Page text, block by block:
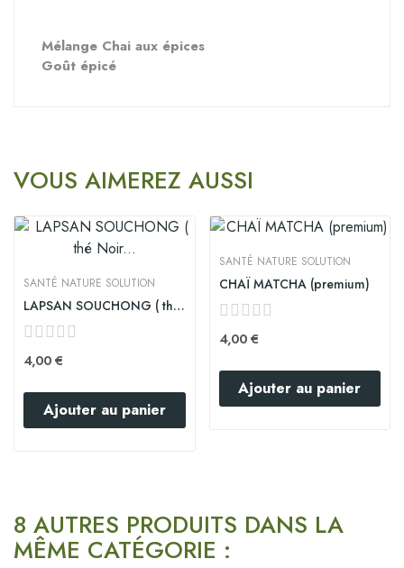
Mélange Chai aux épices
Goût épicé
VOUS AIMEREZ AUSSI
SANTÉ NATURE SOLUTION
LAPSAN SOUCHONG ( thé Noir Fumé premium)
4,00 €
Ajouter au panier
SANTÉ NATURE SOLUTION
CHAÏ MATCHA (premium)
4,00 €
Ajouter au panier
8 AUTRES PRODUITS DANS LA
MÊME CATÉGORIE :